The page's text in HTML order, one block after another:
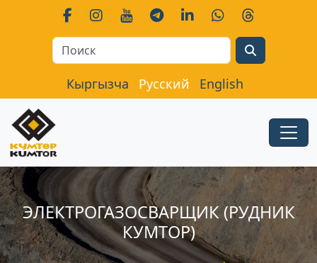
Кыргызча Русский English
ЭЛЕКТРОГАЗОСВАРЩИК (РУДНИК
КУМТОР)